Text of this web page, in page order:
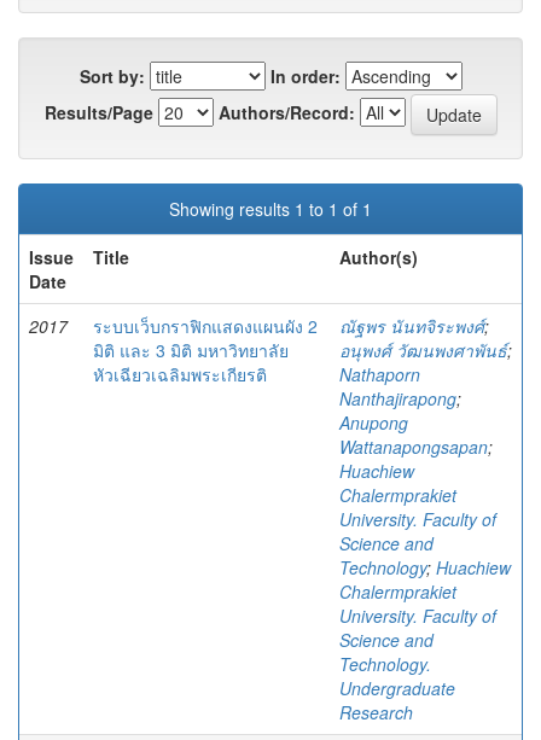
Sort by:
In order:
Results/Page
Authors/Record:
Showing results 1 to 1 of 1
Issue
Date
Title Author(s)
2017
ระบบเว็บกราฟิกแสดงแผนผัง 2
มิติ และ 3 มิติ มหาวิทยาลัย
หัวเฉียวเฉลิมพระเกียรติ
ณัฐพร นันทจิระพงศ์;
อนุพงศ์ วัฒนพงศาพันธ์;
Nathaporn
Nanthajirapong;
Anupong
Wattanapongsapan;
Huachiew
Chalermprakiet
University. Faculty of
Science and
Technology; Huachiew
Chalermprakiet
University. Faculty of
Science and
Technology.
Undergraduate
Research